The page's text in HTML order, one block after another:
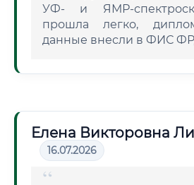
УФ- и ЯМР-
прошла легко,
данные внесли в ФИС
Елена Викторовна
16.07.2026